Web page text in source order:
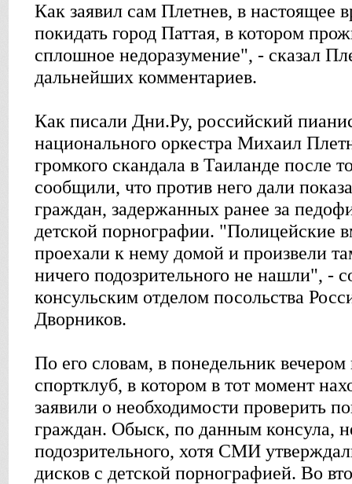
Как заявил сам Плетнев, в настоящее
покидать город Паттая, в котором
сплошное недоразумение", - сказал
дальнейших комментариев.
Как писали Дни.Ру, российский
национального оркестра Михаил
громкого скандала в Таиланде после
сообщили, что против него дали
граждан, задержанных ранее за
детской порнографии. "Полицейские
проехали к нему домой и произвели
ничего подозрительного не нашли", -
консульским отделом посольства
Дворников.
По его словам, в понедельник
спортклуб, в котором в тот момент
заявили о необходимости проверить
граждан. Обыск, по данным консула,
подозрительного, хотя СМИ
дисков с детской порнографией. Во